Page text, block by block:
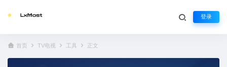
登录
首页 TV电视 工具 正文